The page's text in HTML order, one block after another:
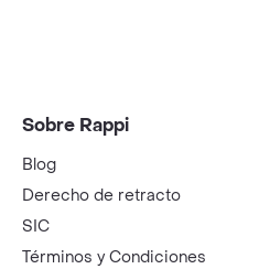
Sobre Rappi
Blog
Derecho de retracto
SIC
Términos y Condiciones